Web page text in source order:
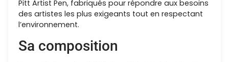
Pitt Artist Pen, fabriqués pour répondre aux besoins
des artistes les plus exigeants tout en respectant
l’environnement.
Sa composition